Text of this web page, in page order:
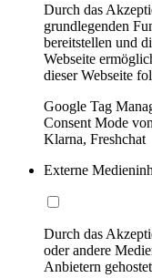
Durch das
grundlegenden
bereitstellen und
Webseite
dieser Webseite
Google Tag
Consent Mode
Klarna, Freshchat
Externe
Durch das
oder andere
Anbietern